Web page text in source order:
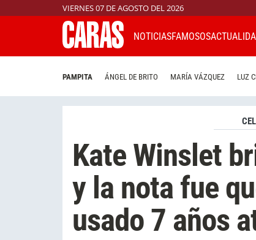
VIERNES 07 DE AGOSTO DEL 2026
NOTICIASFAMOSOS
PAMPITA ÁNGEL DE BRITO MARÍA VÁZQUEZ LUZ
Kate Winslet
y la nota fue
usado 7 años